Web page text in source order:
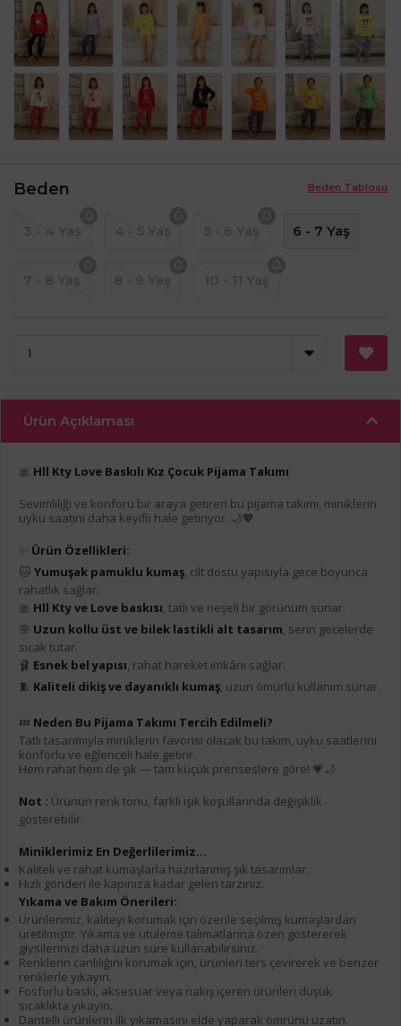
Beden Tablosu
Beden
6 - 7 Yaş
Ürün Açıklaması
🎀 Hll Kty Love Baskılı Kız Çocuk Pijama Takımı
Sevimliliği ve konforu bir araya getiren bu pijama takımı, miniklerin
uyku saatini daha keyifli hale getiriyor. 🌙💖
Ürün Özellikleri:
🐱 Yumuşak pamuklu kumaş, cilt dostu yapısıyla gece boyunca
rahatlık sağlar.
🎀 Hll Kty ve Love baskısı, tatlı ve neşeli bir görünüm sunar.
🌸 Uzun kollu üst ve bilek lastikli alt tasarım, serin gecelerde
sıcak tutar.
🩰 Esnek bel yapısı, rahat hareket imkânı sağlar.
🧵 Kaliteli dikiş ve dayanıklı kumaş, uzun ömürlü kullanım sunar.
💤 Neden Bu Pijama Takımı Tercih Edilmeli?
Tatlı tasarımıyla miniklerin favorisi olacak bu takım, uyku saatlerini
konforlu ve eğlenceli hale getirir.
Hem rahat hem de şık — tam küçük prenseslere göre! 💗🌙
Not : Ürünün renk tonu, farklı ışık koşullarında değişiklik
gösterebilir.
Miniklerimiz En Değerlilerimiz...
Kaliteli ve rahat kumaşlarla hazırlanmış şık tasarımlar.
Hızlı gönderi ile kapınıza kadar gelen tarzınız.
Yıkama ve Bakım Önerileri:
Ürünlerimiz, kaliteyi korumak için özenle seçilmiş kumaşlardan
üretilmiştir. Yıkama ve ütüleme talimatlarına özen göstererek
giysilerinizi daha uzun süre kullanabilirsiniz.
Renklerin canlılığını korumak için, ürünleri ters çevirerek ve benzer
renklerle yıkayın.
Fosforlu baskı, aksesuar veya nakış içeren ürünleri düşük
sıcaklıkta yıkayın.
Dantelli ürünlerin ilk yıkamasını elde yaparak ömrünü uzatın.